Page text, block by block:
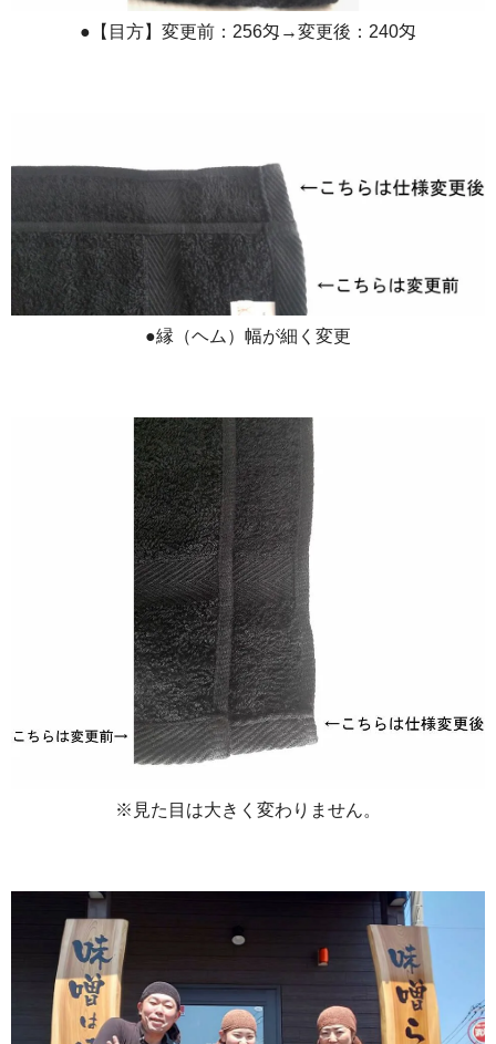
●【目方】変更前：256匁→変更後：240匁
●縁（ヘム）幅が細く変更
※見た目は大きく変わりません。